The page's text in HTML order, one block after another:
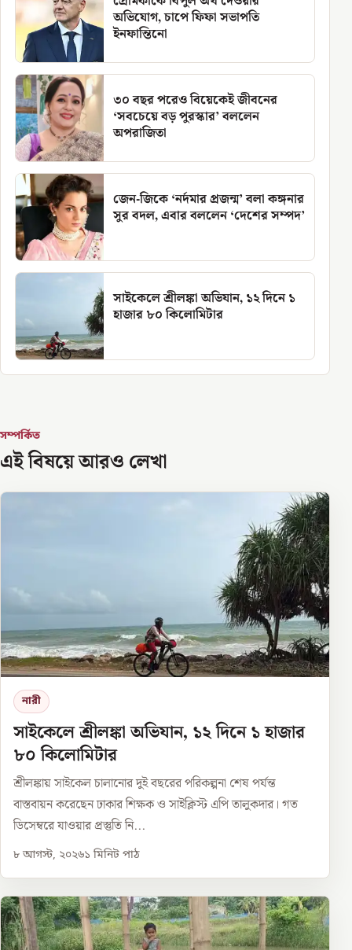
অভিযোগ, চাপে ফিফা সভাপতি
ইনফান্তিনো
৩০ বছর পরেও বিয়েকেই জীবনের
‘সবচেয়ে বড় পুরস্কার’ বললেন
অপরাজিতা
জেন-জিকে ‘নর্দমার প্রজন্ম’ বলা কঙ্গনার
সুর বদল, এবার বললেন ‘দেশের সম্পদ’
সাইকেলে শ্রীলঙ্কা অভিযান, ১২ দিনে ১
হাজার ৮০ কিলোমিটার
সম্পর্কিত
এই বিষয়ে আরও লেখা
নারী
সাইকেলে শ্রীলঙ্কা অভিযান, ১২ দিনে ১ হাজার
৮০ কিলোমিটার
শ্রীলঙ্কায় সাইকেল চালানোর দুই বছরের পরিকল্পনা শেষ পর্যন্ত
বাস্তবায়ন করেছেন ঢাকার শিক্ষক ও সাইক্লিস্ট এপি তালুকদার। গত
ডিসেম্বরে যাওয়ার প্রস্তুতি নি...
৮ আগস্ট, ২০২৬১ মিনিট পাঠ